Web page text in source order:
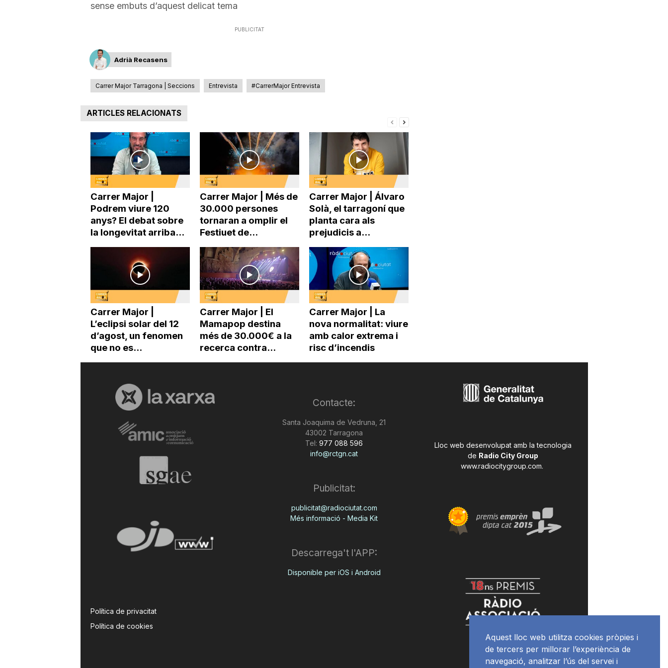
sense embuts d’aquest delicat tema
PUBLICITAT
Adrià Recasens
Carrer Major Tarragona | Seccions Entrevista #CarrerMajor Entrevista
ARTICLES RELACIONATS
Carrer Major |
Podrem viure 120
anys? El debat sobre
la longevitat arriba...
Carrer Major | Més de
30.000 persones
tornaran a omplir el
Festiuet de...
Carrer Major | Álvaro
Solà, el tarragoní que
planta cara als
prejudicis a...
Carrer Major |
L’eclipsi solar del 12
d’agost, un fenomen
que no es...
Carrer Major | El
Mamapop destina
més de 30.000€ a la
recerca contra...
Carrer Major | La
nova normalitat: viure
amb calor extrema i
risc d’incendis
Política de privacitat
Política de cookies
Contacte:
Santa Joaquima de Vedruna, 21
43002 Tarragona
Tel: 977 088 596
info@rctgn.cat
Publicitat:
publicitat@radiociutat.com
Més informació - Media Kit
Descarrega't l'APP:
Disponible per iOS i Android
Lloc web desenvolupat amb la tecnologia
de Radio City Group
www.radiocitygroup.com.
Aquest lloc web utilitza cookies pròpies i
de tercers per millorar l’experiència de
navegació, analitzar l’ús del servei i